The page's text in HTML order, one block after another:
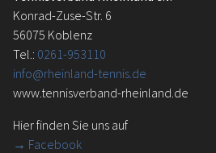
Konrad-Zuse-Str. 6
56075 Koblenz
Tel.: 0261-953110
info@rheinland-tennis.de
www.tennisverband-rheinland.de
Hier finden Sie uns auf
→ Facebook